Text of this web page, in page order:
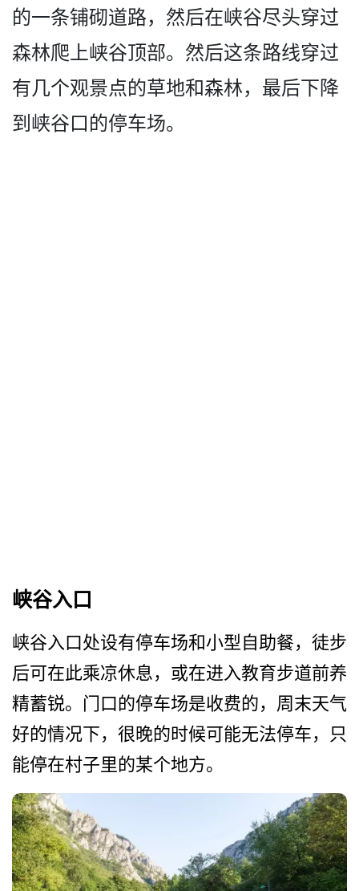
的一条铺砌道路，­然后在峡谷尽头穿过
森林爬上峡谷顶部。然后这条路线­穿过
有几个观景点的草地和森林，最后下降
到峡谷口的­停车场。
峡谷入口
峡谷入口处设有停车场和小型­自助餐，徒步
后可在此乘凉休息，或在进入教育步道前­养
精蓄锐。门口的停车场是收费的，周末天气
好的情况­下，很晚的时候可能无法停车，只
能停在村子里的某个­地方。